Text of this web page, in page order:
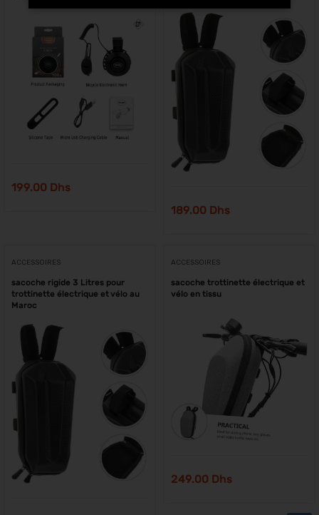
199.00 Dhs
189.00 Dhs
ACCESSOIRES
sacoche rigide 3 Litres pour
trottinette électrique et vélo au
Maroc
ACCESSOIRES
sacoche trottinette électrique et
vélo en tissu
249.00 Dhs